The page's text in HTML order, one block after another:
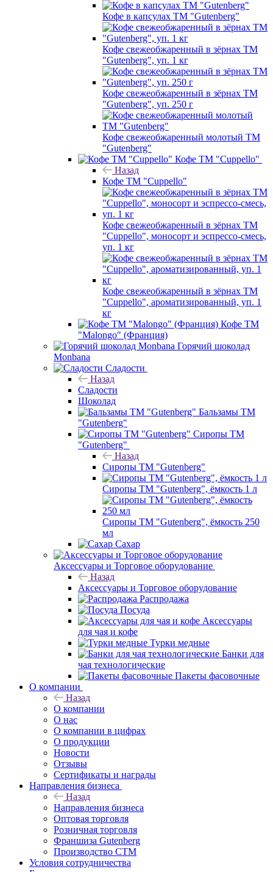
Кофе в капсулах ТМ "Gutenberg"
Кофе свежеобжаренный в зёрнах ТМ
"Gutenberg", уп. 1 кг
Кофе свежеобжаренный в зёрнах ТМ
"Gutenberg", уп. 250 г
Кофе свежеобжаренный молотый ТМ
"Gutenberg"
Кофе ТМ "Cuppello"
Назад
Кофе ТМ "Cuppello"
Кофе свежеобжаренный в зёрнах ТМ
"Cuppello", моносорт и эспрессо-смесь,
уп. 1 кг
Кофе свежеобжаренный в зёрнах ТМ
"Cuppello", ароматизированный, уп. 1
кг
Кофе ТМ
"Malongo" (Франция)
Горячий шоколад
Monbana
Сладости
Назад
Сладости
Шоколад
Бальзамы ТМ
"Gutenberg"
Сиропы ТМ
"Gutenberg"
Назад
Сиропы ТМ "Gutenberg"
Сиропы ТМ "Gutenberg", ёмкость 1 л
Сиропы ТМ "Gutenberg", ёмкость 250
мл
Сахар
Аксессуары и Торговое оборудование
Назад
Аксессуары и Торговое оборудование
Распродажа
Посуда
Аксессуары
для чая и кофе
Турки медные
Банки для
чая технологические
Пакеты фасовочные
О компании
Назад
О компании
О нас
О компании в цифрах
О продукции
Новости
Отзывы
Сертификаты и награды
Направления бизнеса
Назад
Направления бизнеса
Оптовая торговля
Розничная торговля
Франшиза Gutenberg
Производство СТМ
Условия сотрудничества